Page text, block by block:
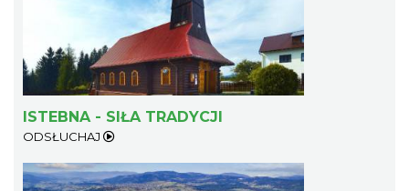
ISTEBNA - SIŁA TRADYCJI
ODSŁUCHAJ